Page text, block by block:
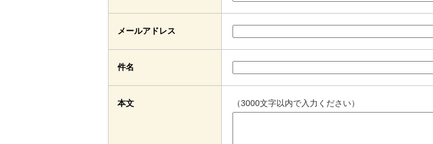
メールアドレス
件名
本文 （3000文字以内で入力ください）